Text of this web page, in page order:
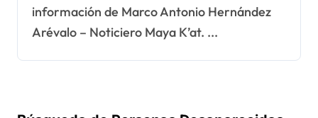
información de Marco Antonio Hernández
Arévalo – Noticiero Maya K’at. ...